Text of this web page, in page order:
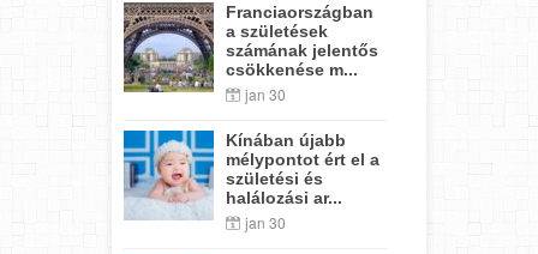
Franciaországban
a születések
számának jelentős
csökkenése m...
jan 30
Kínában újabb
mélypontot ért el a
születési és
halálozási ar...
jan 30